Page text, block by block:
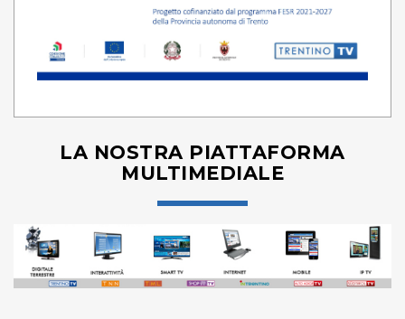
LA NOSTRA PIATTAFORMA
MULTIMEDIALE